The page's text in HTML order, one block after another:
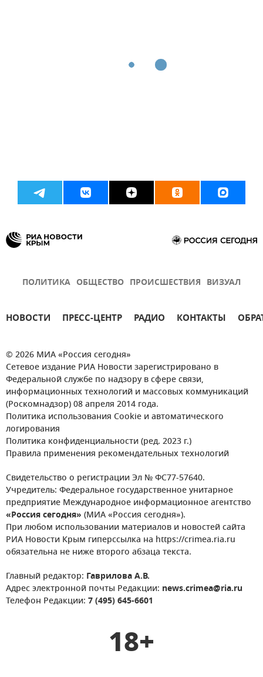
ПОЛИТИКА ОБЩЕСТВО ПРОИСШЕСТВИЯ ВИЗУАЛ
НОВОСТИ ПРЕСС-ЦЕНТР РАДИО КОНТАКТЫ
© 2026 МИА «Россия сегодня»
Сетевое издание РИА Новости зарегистрировано в
Федеральной службе по надзору в сфере связи,
информационных технологий и массовых коммуникаций
(Роскомнадзор) 08 апреля 2014 года.
Политика использования Cookie и автоматического
логирования
Политика конфиденциальности (ред. 2023 г.)
Правила применения рекомендательных технологий
Свидетельство о регистрации Эл № ФС77-57640.
Учредитель: Федеральное государственное унитарное
предприятие Международное информационное агентство
«Россия сегодня» (МИА «Россия сегодня»).
При любом использовании материалов и новостей сайта
РИА Новости Крым гиперссылка на https://crimea.ria.ru
обязательна не ниже второго абзаца текста.
Главный редактор: Гаврилова А.В.
Адрес электронной почты Редакции: news.crimea@ria.ru
Телефон Редакции: 7 (495) 645-6601
18+